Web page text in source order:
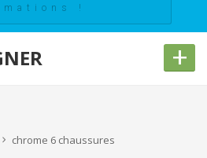
!
+
chrome 6 chaussures